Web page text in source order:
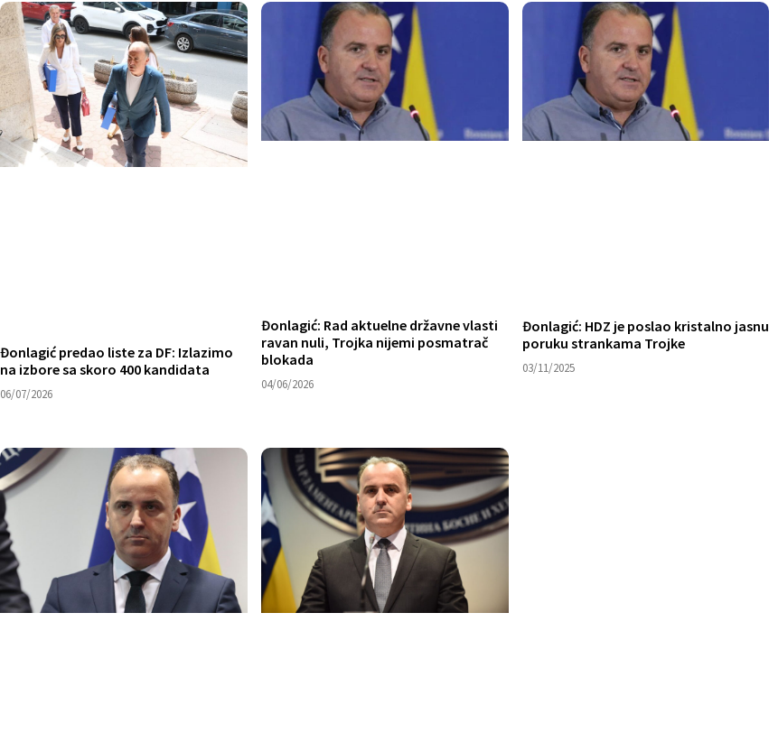
Đonlagić predao liste za DF: Izlazimo
na izbore sa skoro 400 kandidata
06/07/2026
Đonlagić: Rad aktuelne državne vlasti
ravan nuli, Trojka nijemi posmatrač
blokada
04/06/2026
Đonlagić: HDZ je poslao kristalno jasnu
poruku strankama Trojke
03/11/2025